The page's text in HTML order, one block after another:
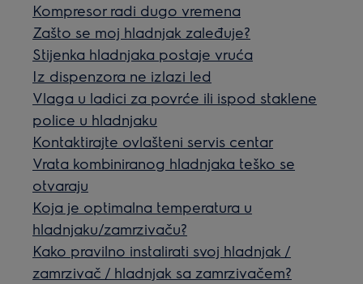
Kompresor radi dugo vremena
Zašto se moj hladnjak zaleđuje?
Stijenka hladnjaka postaje vruća
Iz dispenzora ne izlazi led
Vlaga u ladici za povrće ili ispod staklene
police u hladnjaku
Kontaktirajte ovlašteni servis centar
Vrata kombiniranog hladnjaka teško se
otvaraju
Koja je optimalna temperatura u
hladnjaku/zamrzivaču?
Kako pravilno instalirati svoj hladnjak /
zamrzivač / hladnjak sa zamrzivačem?